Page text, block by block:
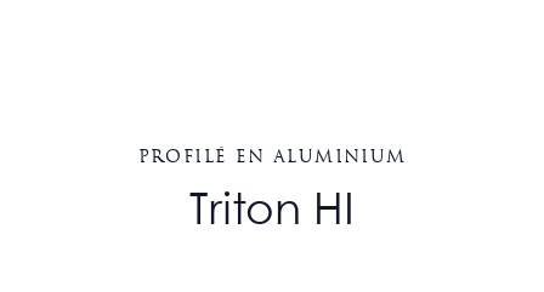
Profilé en aluminium
Triton HI